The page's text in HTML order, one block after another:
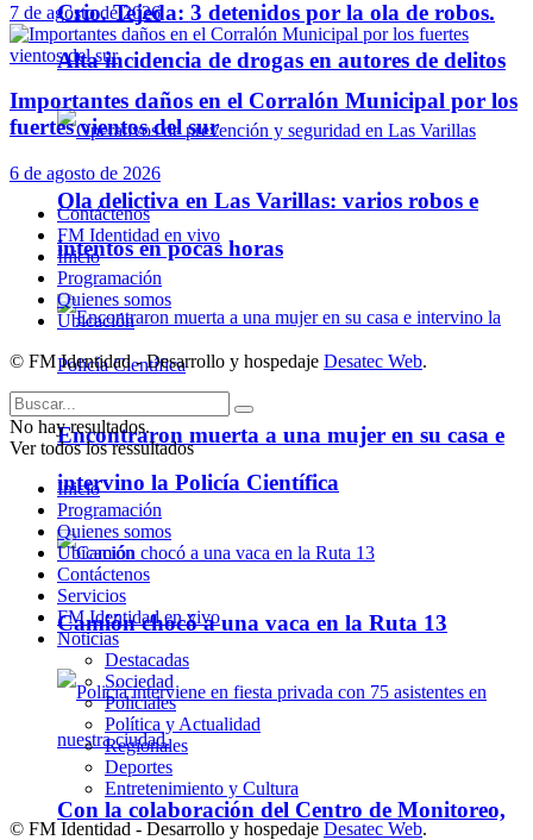
Crio. Tejeda: 3 detenidos por la ola de robos.
Alta incidencia de drogas en autores de delitos
Ola delictiva en Las Varillas: varios robos e
intentos en pocas horas
Encontraron muerta a una mujer en su casa e
intervino la Policía Científica
Camión chocó a una vaca en la Ruta 13
Con la colaboración del Centro de Monitoreo,
7 de agosto de 2026
Importantes daños en el Corralón Municipal por los
fuertes vientos del sur
6 de agosto de 2026
Contáctenos
FM Identidad en vivo
Inicio
Programación
Quienes somos
Ubicación
© FM Identidad - Desarrollo y hospedaje Desatec Web.
No hay resultados.
Ver todos los ressultados
Inicio
Programación
Quienes somos
Ubicación
Contáctenos
Servicios
FM Identidad en vivo
Noticias
Destacadas
Sociedad
Policiales
Política y Actualidad
Regionales
Deportes
Entretenimiento y Cultura
© FM Identidad - Desarrollo y hospedaje Desatec Web.